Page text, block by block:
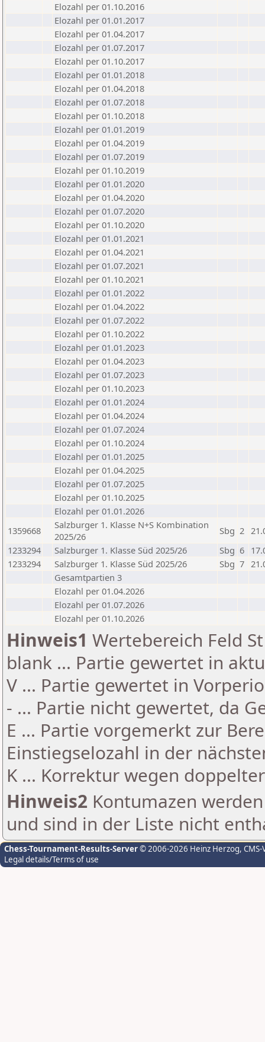
Elozahl per 01.10.2016
Elozahl per 01.01.2017
Elozahl per 01.04.2017
Elozahl per 01.07.2017
Elozahl per 01.10.2017
Elozahl per 01.01.2018
Elozahl per 01.04.2018
Elozahl per 01.07.2018
Elozahl per 01.10.2018
Elozahl per 01.01.2019
Elozahl per 01.04.2019
Elozahl per 01.07.2019
Elozahl per 01.10.2019
Elozahl per 01.01.2020
Elozahl per 01.04.2020
Elozahl per 01.07.2020
Elozahl per 01.10.2020
Elozahl per 01.01.2021
Elozahl per 01.04.2021
Elozahl per 01.07.2021
Elozahl per 01.10.2021
Elozahl per 01.01.2022
Elozahl per 01.04.2022
Elozahl per 01.07.2022
Elozahl per 01.10.2022
Elozahl per 01.01.2023
Elozahl per 01.04.2023
Elozahl per 01.07.2023
Elozahl per 01.10.2023
Elozahl per 01.01.2024
Elozahl per 01.04.2024
Elozahl per 01.07.2024
Elozahl per 01.10.2024
Elozahl per 01.01.2025
Elozahl per 01.04.2025
Elozahl per 01.07.2025
Elozahl per 01.10.2025
Elozahl per 01.01.2026
1359668
Salzburger 1. Klasse N+S Kombination
2025/26
Sbg 2
1233294
Salzburger 1. Klasse Süd 2025/26 Sbg 6
1233294
Salzburger 1. Klasse Süd 2025/26 Sbg 7
Gesamtpartien 3
Elozahl per 01.04.2026
Elozahl per 01.07.2026
Elozahl per 01.10.2026
Hinweis1 Wertebereich Feld
blank ... Partie gewertet in
V ... Partie gewertet in
- ... Partie nicht gewertet, da
E ... Partie vorgemerkt zur
Einstiegselozahl in der
K ... Korrektur wegen
Hinweis2 Kontumazen
und sind in der Liste nicht
Chess-Tournament-Results-Server© 2006-2026 Heinz Herzog,
Legal details/Terms of use